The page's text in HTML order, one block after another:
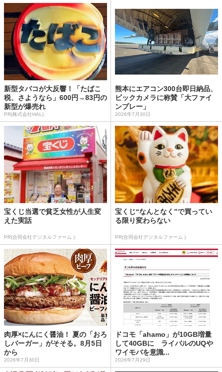
新型タバコが大反響！「たばこ
税、さようなら」600円→83円の
新型が爆売れ
PR(株式会社HAL)
熊本にエアコン300台即日納品、
ビックカメラに称賛「大ファイ
ンプレー」
2026年7月30日
宝くじ当選で貧乏女性が人生変
えた実話
PR(合同会社デジタルファーム )
宝くじ“なんとなく”で買ってい
る限り変わらない
PR(合同会社デジタルファーム )
肉厚×にんにく醤油！ 夏の「おろ
しバーガー」がそそる。8月5日
から
2026年7月30日
ドコモ「ahamo」が10GB増量
して40GBに ライバルのUQや
ワイモバを意識...
2026年7月29日